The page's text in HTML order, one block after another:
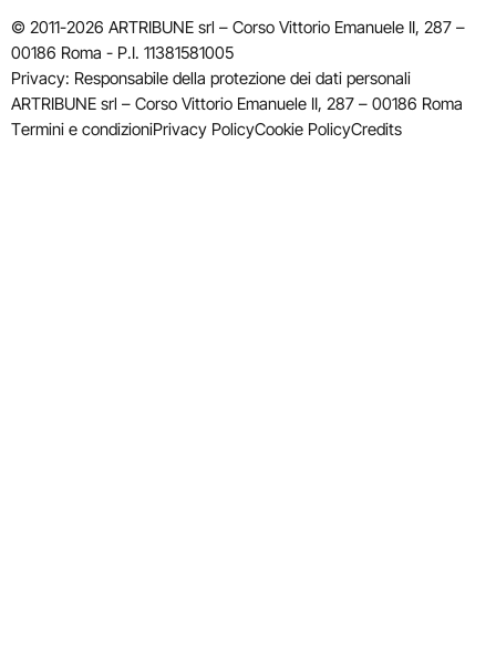
© 2011-2026 ARTRIBUNE srl – Corso Vittorio Emanuele II, 287 –
00186 Roma - P.I. 11381581005
Privacy: Responsabile della protezione dei dati personali
ARTRIBUNE srl – Corso Vittorio Emanuele II, 287 – 00186 Roma
Termini e condizioniPrivacy PolicyCookie PolicyCredits